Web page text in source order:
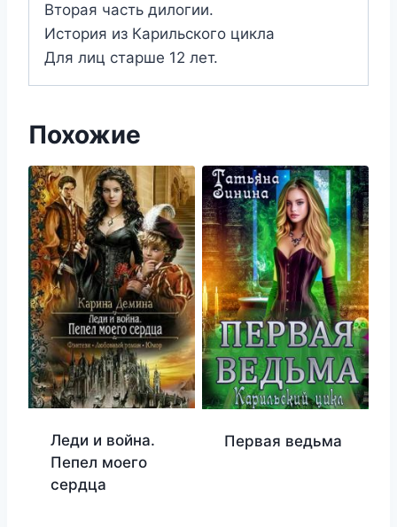
Вторая часть дилогии.
История из Карильского цикла
Для лиц старше 12 лет.
Похожие
Леди и война.
Пепел моего
сердца
Первая ведьма